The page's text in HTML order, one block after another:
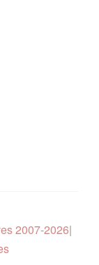
2007-2026|